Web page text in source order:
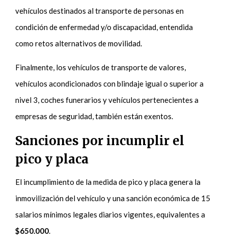
vehículos destinados al transporte de personas en
condición de enfermedad y/o discapacidad, entendida
como retos alternativos de movilidad.
Finalmente, los vehículos de transporte de valores,
vehículos acondicionados con blindaje igual o superior a
nivel 3, coches funerarios y vehículos pertenecientes a
empresas de seguridad, también están exentos.
Sanciones por incumplir el
pico y placa
El incumplimiento de la medida de pico y placa genera la
inmovilización del vehículo y una sanción económica de 15
salarios mínimos legales diarios vigentes, equivalentes a
$650.000.